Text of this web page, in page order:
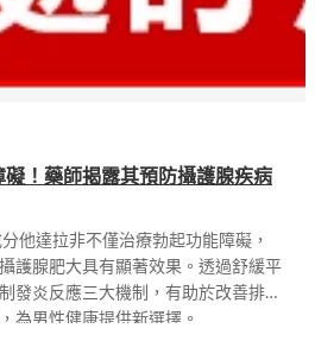
！藥師揭露其預防攝護腺疾病
他達拉非不僅治療勃起功能障礙，
護腺肥大具有顯著效果。透過舒緩平
發炎反應三大機制，有助於改善排尿
為男性健康提供新選擇。